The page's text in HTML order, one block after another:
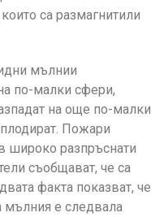
са размагнитили
мълнии
по-малки сфери,
на още по-малки
Пожари
широко разпръснати
съобщават, че са
факта показват, че
мълния е следвала